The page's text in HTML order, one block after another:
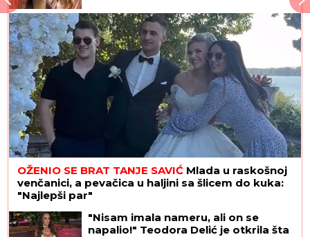
OŽENIO SE BRAT TANJE SAVIĆ Mlada u raskošnoj
venčanici, a pevačica u haljini sa šlicem do kuka:
"Najlepši par"
"Nisam imala nameru, ali on se
napalio!" Teodora Delić je otkrila šta